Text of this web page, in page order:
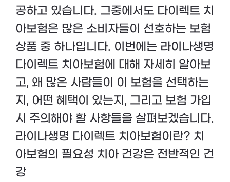
공하고 있습니다. 그중에서도 다이렉트 치
아보험은 많은 소비자들이 선호하는 보험
상품 중 하나입니다. 이번에는 라이나생명
다이렉트 치아보험에 대해 자세히 알아보
고, 왜 많은 사람들이 이 보험을 선택하는
지, 어떤 혜택이 있는지, 그리고 보험 가입
시 주의해야 할 사항들을 살펴보겠습니다.
라이나생명 다이렉트 치아보험이란? 치
아보험의 필요성 치아 건강은 전반적인 건
강